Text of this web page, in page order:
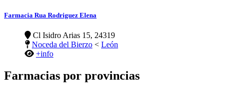
Farmacia Rua Rodriguez Elena
Cl Isidro Arias 15, 24319
Noceda del Bierzo < León
+info
Farmacias por provincias